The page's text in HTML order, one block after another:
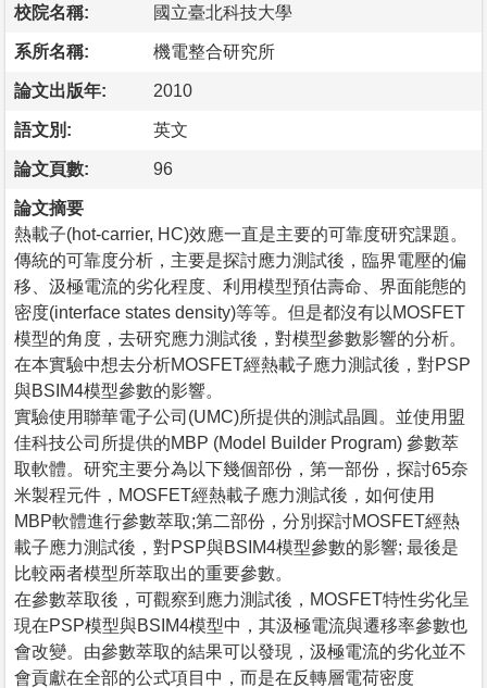
校院名稱: 國立臺北科技大學
系所名稱: 機電整合研究所
論文出版年: 2010
語文別: 英文
論文頁數: 96
論文摘要
熱載子(hot-carrier, HC)效應一直是主要的可靠度研究課題。
傳統的可靠度分析，主要是探討應力測試後，臨界電壓的偏
移、汲極電流的劣化程度、利用模型預估壽命、界面能態的
密度(interface states density)等等。但是都沒有以MOSFET
模型的角度，去研究應力測試後，對模型參數影響的分析。
在本實驗中想去分析MOSFET經熱載子應力測試後，對PSP
與BSIM4模型參數的影響。
實驗使用聯華電子公司(UMC)所提供的測試晶圓。並使用盟
佳科技公司所提供的MBP (Model Builder Program) 參數萃
取軟體。研究主要分為以下幾個部份，第一部份，探討65奈
米製程元件，MOSFET經熱載子應力測試後，如何使用
MBP軟體進行參數萃取;第二部份，分別探討MOSFET經熱
載子應力測試後，對PSP與BSIM4模型參數的影響; 最後是
比較兩者模型所萃取出的重要參數。
在參數萃取後，可觀察到應力測試後，MOSFET特性劣化呈
現在PSP模型與BSIM4模型中，其汲極電流與遷移率參數也
會改變。由參數萃取的結果可以發現，汲極電流的劣化並不
會貢獻在全部的公式項目中，而是在反轉層電荷密度